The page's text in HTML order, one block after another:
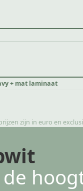
+ mat laminaat
zijn in euro en